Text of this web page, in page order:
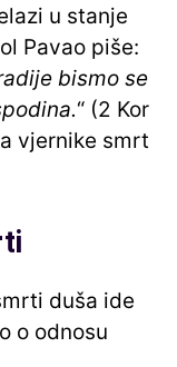
u stanje
Pavao piše:
bismo se
“ (2 Kor
vjernike smrt
duša ide
o odnosu